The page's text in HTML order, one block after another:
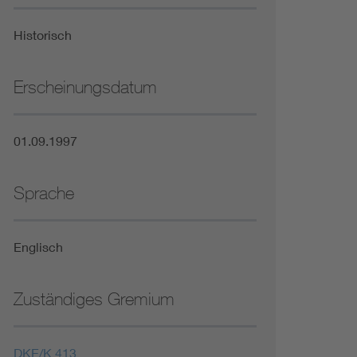
Historisch
Erscheinungsdatum
01.09.1997
Sprache
Englisch
Zuständiges Gremium
DKE/K 413